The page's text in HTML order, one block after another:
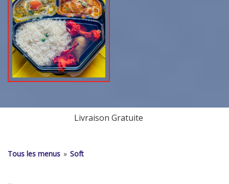
Livraison Gratuite
Tous les menus » Soft